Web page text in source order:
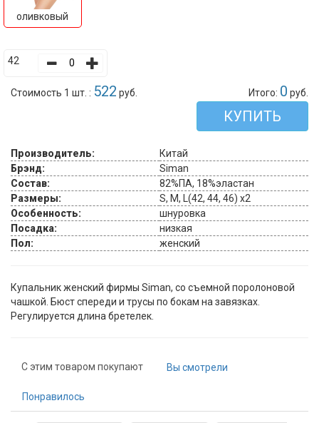
оливковый
42
Стоимость 1 шт. : 522 руб. Итого: 0 руб.
КУПИТЬ
Производитель:
Китай
Брэнд:
Siman
Состав:
82%ПА, 18%эластан
Размеры:
S, M, L(42, 44, 46) x2
Особенность:
шнуровка
Посадка:
низкая
Пол:
женский
Купальник женский фирмы Siman, со съемной поролоновой
чашкой. Бюст спереди и трусы по бокам на завязках.
Регулируется длина бретелек.
С этим товаром покупают Вы смотрели
Понравилось